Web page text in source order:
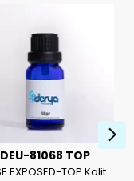
DEU-81068 TOP
| ROSE EXPOSED-TOP Kalite Unısex Parfüm Esansı.|